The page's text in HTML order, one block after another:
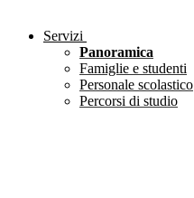
Servizi
Panoramica
Famiglie e studenti
Personale scolastico
Percorsi di studio